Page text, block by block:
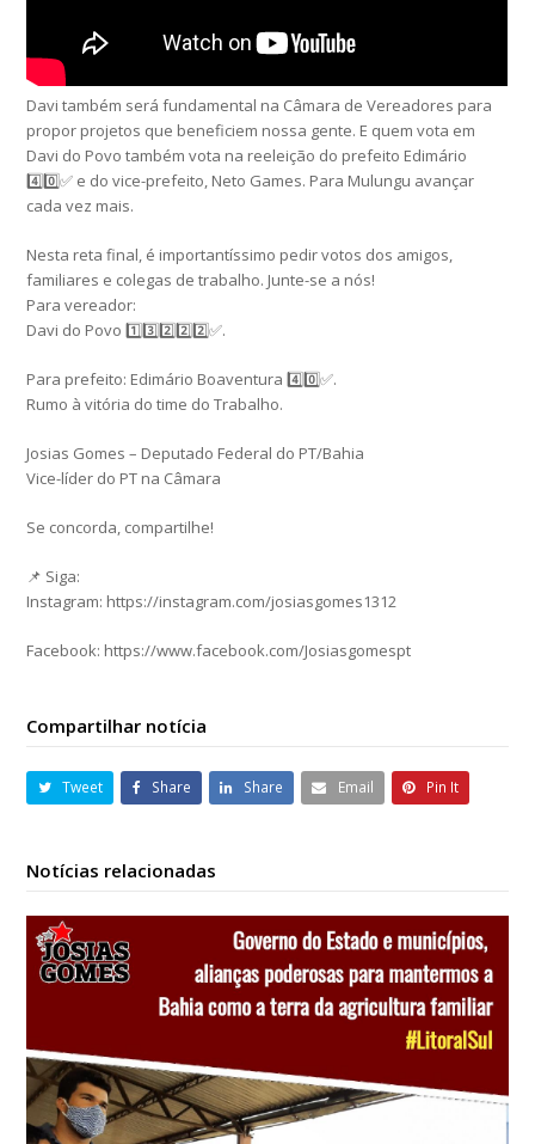
Davi também será fundamental na Câmara de Vereadores para
propor projetos que beneficiem nossa gente. E quem vota em
Davi do Povo também vota na reeleição do prefeito Edimário
4️⃣0️⃣✅ e do vice-prefeito, Neto Games. Para Mulungu avançar
cada vez mais.
Nesta reta final, é importantíssimo pedir votos dos amigos,
familiares e colegas de trabalho. Junte-se a nós!
Para vereador:
Davi do Povo 1️⃣3️⃣2️⃣2️⃣2️⃣✅.
Para prefeito: Edimário Boaventura 4️⃣0️⃣✅.
Rumo à vitória do time do Trabalho.
Josias Gomes – Deputado Federal do PT/Bahia
Vice-líder do PT na Câmara
Se concorda, compartilhe!
📌 Siga:
Instagram: https://instagram.com/josiasgomes1312
Facebook: https://www.facebook.com/Josiasgomespt
Compartilhar notícia
Tweet Share Share Email Pin It
Notícias relacionadas